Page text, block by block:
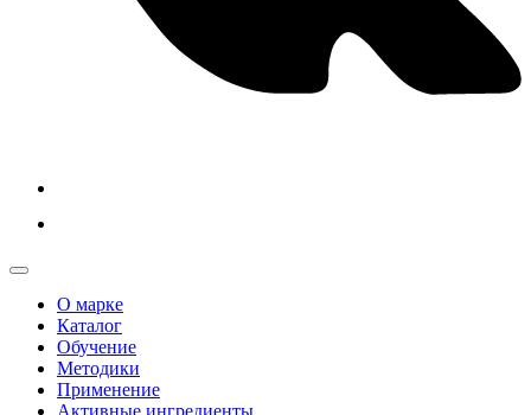
О марке
Каталог
Обучение
Методики
Применение
Активные ингредиенты